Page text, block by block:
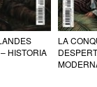
HISTORIA
LA